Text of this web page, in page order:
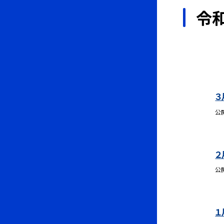
令
公
公